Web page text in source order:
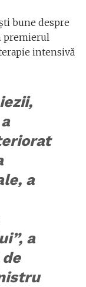
bune despre
premierul
intensivă
a
a